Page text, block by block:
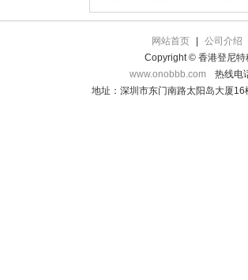
网站首页
公司介绍
Copyright © 香港登尼特
www.onobbb.com
热线电
地址：深圳市东门南路太阳岛大厦